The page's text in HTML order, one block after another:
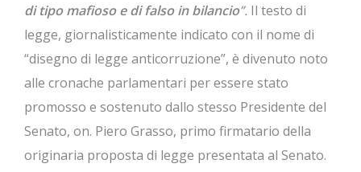
di tipo mafioso e di falso in bilancio”. Il testo di
legge, giornalisticamente indicato con il nome di
“disegno di legge anticorruzione”, è divenuto noto
alle cronache parlamentari per essere stato
promosso e sostenuto dallo stesso Presidente del
Senato, on. Piero Grasso, primo firmatario della
originaria proposta di legge presentata al Senato.